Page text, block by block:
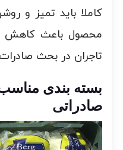
کاملا باید تمیز و
محصول باعث کاهش
تاجران در بحث
بسته بندی
صادراتی